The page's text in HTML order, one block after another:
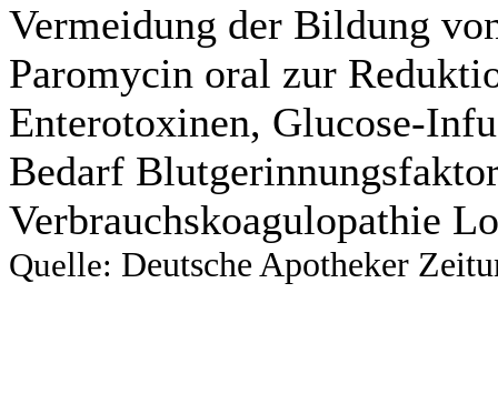
Vermeidung der Bildung
Paromycin oral zur
Enterotoxinen, Glucose-
Bedarf
Verbrauchskoagulopathie
Quelle: Deutsche Apotheker